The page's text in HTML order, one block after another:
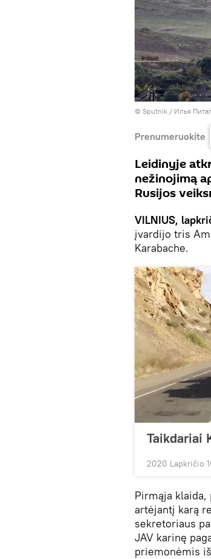
© Sputnik / Илья
Prenumeruokite
Leidinyje
nežinojimą
Rusijos
VILNIUS,
įvardijo tris
Karabache.
Taikdariai
2020 Lapkričio
Pirmąja klaida,
artėjantį karą
sekretoriaus
JAV karinę
priemonėmis